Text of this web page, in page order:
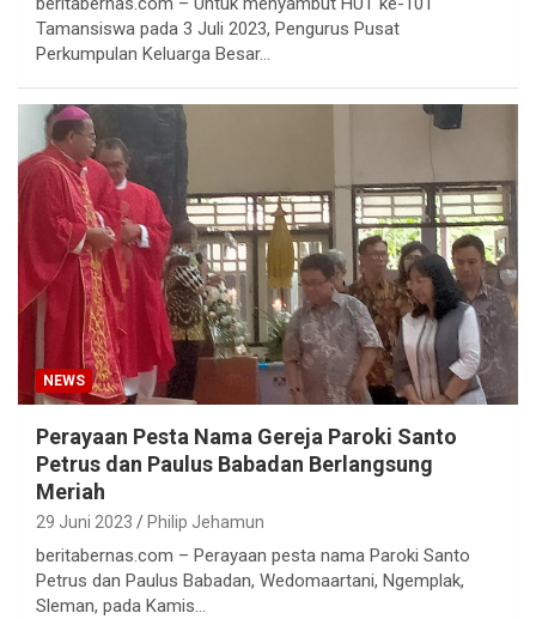
Tamansiswa pada 3 Juli 2023, Pengurus Pusat
Perkumpulan Keluarga Besar…
NEWS
Perayaan Pesta Nama Gereja Paroki Santo
Petrus dan Paulus Babadan Berlangsung
Meriah
29 Juni 2023 Philip Jehamun
beritabernas.com – Perayaan pesta nama Paroki Santo
Petrus dan Paulus Babadan, Wedomaartani, Ngemplak,
Sleman, pada Kamis…